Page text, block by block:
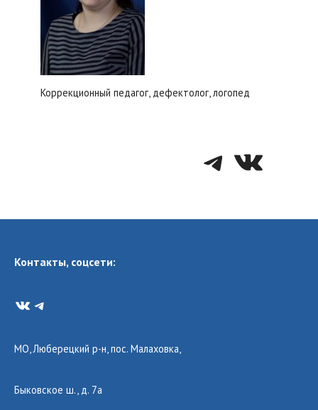
Коррекционный педагог, дефектолог, логопед
VK
Контакты, соцсети:
VKTelegram
МО, Люберецкий р-н, пос. Малаховка,
Быковское ш., д. 7а